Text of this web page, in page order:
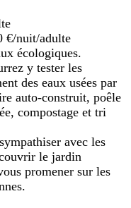
€/nuit/adulte
écologiques.
y tester les
des eaux usées par
auto-construit, poêle
compostage et tri
avec les
le jardin
promener sur les